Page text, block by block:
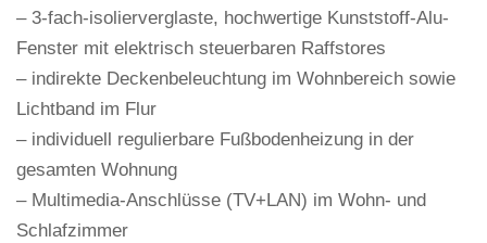
– 3-fach-isolierverglaste, hochwertige Kunststoff-Alu-
Fenster mit elektrisch steuerbaren Raffstores
– indirekte Deckenbeleuchtung im Wohnbereich sowie
Lichtband im Flur
– individuell regulierbare Fußbodenheizung in der
gesamten Wohnung
– Multimedia-Anschlüsse (TV+LAN) im Wohn- und
Schlafzimmer